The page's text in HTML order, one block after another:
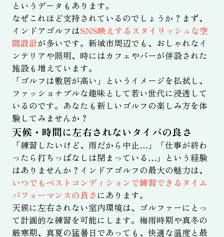
というデータもあります。
なぜこれほど支持されているのでしょうか？まず、
インドアゴルフはSNS映えするスタイリッシュな空
間設計が多いです。新城市周辺でも、おしゃれなイ
ンテリアや照明、時にはカフェやバーが併設された
施設も増えています。
「ゴルフは敷居が高い」というイメージを払拭し、
ファッショナブルな趣味として若い世代に浸透して
いるのです。あなたも新しいゴルフの楽しみ方を体
験してみませんか？
天候・時間に左右されないタイパの良さ
「練習したいけど、雨だから中止…」「仕事が終わ
ったら打ちっぱなしは閉まっている…」という経験
はありませんか？インドアゴルフの最大の魅力は、
いつでもベストコンディションで練習できるタイム
パフォーマンスの良さ にあります。
天候に左右されない室内環境は、ゴルファーにとっ
て計画的な練習を可能にします。梅雨時期や真冬の
厳寒期、真夏の猛暑日であっても、快適な温度と最